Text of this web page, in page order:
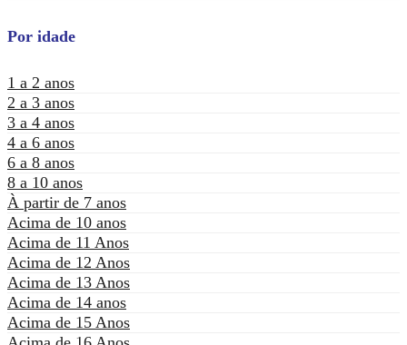
Por idade
1 a 2 anos
2 a 3 anos
3 a 4 anos
4 a 6 anos
6 a 8 anos
8 a 10 anos
À partir de 7 anos
Acima de 10 anos
Acima de 11 Anos
Acima de 12 Anos
Acima de 13 Anos
Acima de 14 anos
Acima de 15 Anos